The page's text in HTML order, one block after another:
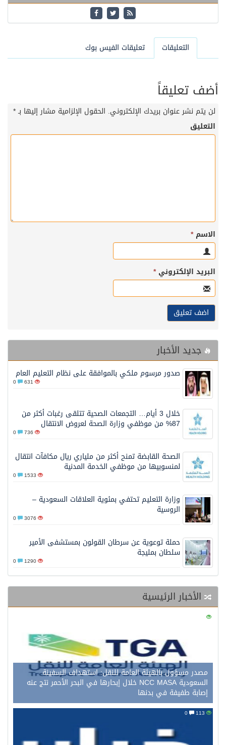
التعليقات تعليقات الفيس بوك
أضف تعليقاً
لن يتم نشر عنوان بريدك الإلكتروني. الحقول الإلزامية مشار إليها بـ*
التعليق
الاسم*
البريد الإلكتروني*
جديد الأخبار
صدور مرسوم ملكي بالموافقة على نظام التعليم العام
631
خلال 3 أيام… التجمعات الصحية تتلقى رغبات أكثر من
87% من موظفي وزارة الصحة لعروض الانتقال
736
الصحة القابضة تمنح أكثر من ملياري ريال مكافآت انتقال
لمنسوبيها من موظفي الخدمة المدنية
1533
وزارة التعليم تحتفي بمئوية العلاقات السعودية –
الروسية
3076
حملة توعوية عن سرطان القولون بمستشفى الأمير
سلطان بمليجة
1290
الأخبار الرئيسية
127
مصدر مسؤول بالهيئة العامة للنقل: استهداف السفينة
السعودية NCC MASA خلال إبحارها في البحر الأحمر نتج عنه
إصابة طفيفة في بدنها